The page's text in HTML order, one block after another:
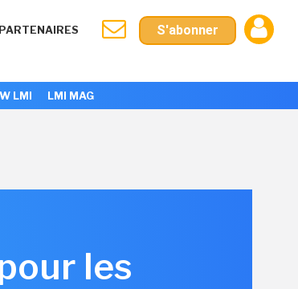
PARTENAIRES S'abonner
LMI LMI MAG
les